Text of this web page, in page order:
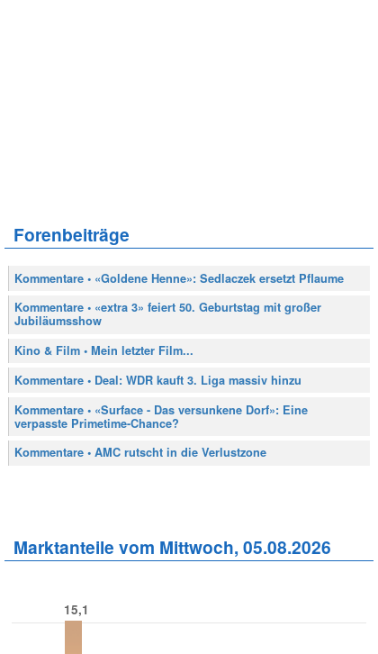
Forenbeiträge
Kommentare • «Goldene Henne»: Sedlaczek ersetzt Pflaume
Kommentare • «extra 3» feiert 50. Geburtstag mit großer
Jubiläumsshow
Kino & Film • Mein letzter Film...
Kommentare • Deal: WDR kauft 3. Liga massiv hinzu
Kommentare • «Surface - Das versunkene Dorf»: Eine
verpasste Primetime-Chance?
Kommentare • AMC rutscht in die Verlustzone
Marktanteile vom Mittwoch, 05.08.2026
15,1